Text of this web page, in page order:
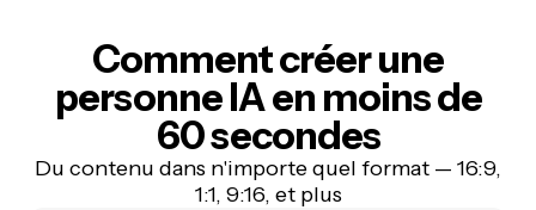
Comment créer une
personne IA en moins de
60 secondes
Du contenu dans n'importe quel format — 16:9,
1:1, 9:16, et plus